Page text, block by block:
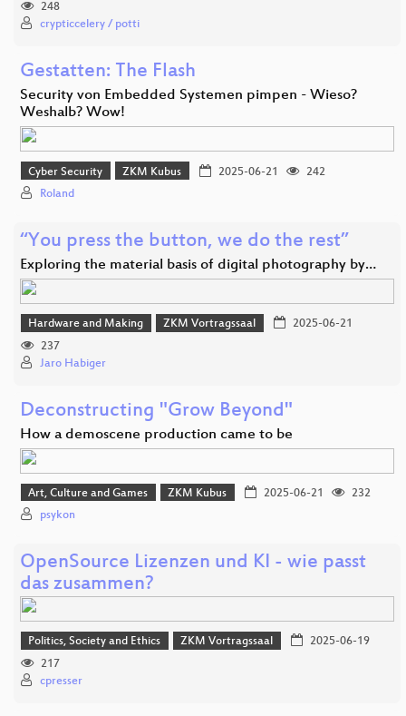
248
crypticcelery / potti
Gestatten: The Flash
Security von Embedded Systemen pimpen - Wieso?
Weshalb? Wow!
Cyber Security ZKM Kubus 2025-06-21
242
Roland
“You press the button, we do the rest”
Exploring the material basis of digital photography by…
Hardware and Making ZKM Vortragssaal
2025-06-21
237
Jaro Habiger
Deconstructing "Grow Beyond"
How a demoscene production came to be
Art, Culture and Games ZKM Kubus 2025-06-21
232
psykon
OpenSource Lizenzen und KI - wie passt
das zusammen?
Politics, Society and Ethics ZKM Vortragssaal
2025-06-19
217
cpresser